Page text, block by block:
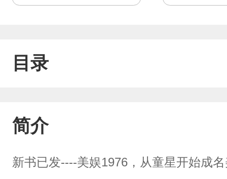
目录
简介
新书已发----美娱1976，从童星开始成